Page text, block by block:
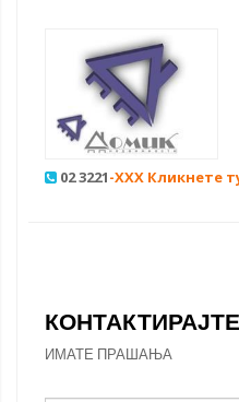
02 3221-XXX Кликнете
ИМАТЕ ПРАШАЊА